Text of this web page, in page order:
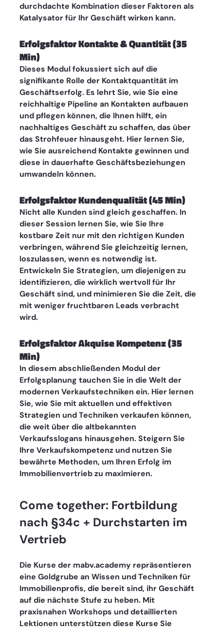
durchdachte Kombination dieser Faktoren als
Katalysator für Ihr Geschäft wirken kann.
Erfolgsfaktor Kontakte & Quantität (35
Min)
Dieses Modul fokussiert sich auf die
signifikante Rolle der Kontaktquantität im
Geschäftserfolg. Es lehrt Sie, wie Sie eine
reichhaltige Pipeline an Kontakten aufbauen
und pflegen können, die Ihnen hilft, ein
nachhaltiges Geschäft zu schaffen, das über
das Strohfeuer hinausgeht. Hier lernen Sie,
wie Sie ausreichend Kontakte gewinnen und
diese in dauerhafte Geschäftsbeziehungen
umwandeln können.
Erfolgsfaktor Kundenqualität (45 Min)
Nicht alle Kunden sind gleich geschaffen. In
dieser Session lernen Sie, wie Sie Ihre
kostbare Zeit nur mit den richtigen Kunden
verbringen, während Sie gleichzeitig lernen,
loszulassen, wenn es notwendig ist.
Entwickeln Sie Strategien, um diejenigen zu
identifizieren, die wirklich wertvoll für Ihr
Geschäft sind, und minimieren Sie die Zeit, die
mit weniger fruchtbaren Leads verbracht
wird.
Erfolgsfaktor Akquise Kompetenz (35
Min)
In diesem abschließenden Modul der
Erfolgsplanung tauchen Sie in die Welt der
modernen Verkaufstechniken ein. Hier lernen
Sie, wie Sie mit aktuellen und effektiven
Strategien und Techniken verkaufen können,
die weit über die altbekannten
Verkaufsslogans hinausgehen. Steigern Sie
Ihre Verkaufskompetenz und nutzen Sie
bewährte Methoden, um Ihren Erfolg im
Immobilienvertrieb zu maximieren.
Come together: Fortbildung
nach §34c + Durchstarten im
Vertrieb
Die Kurse der mabv.academy repräsentieren
eine Goldgrube an Wissen und Techniken für
Immobilienprofis, die bereit sind, ihr Geschäft
auf die nächste Stufe zu heben. Mit
praxisnahen Workshops und detaillierten
Lektionen unterstützen diese Kurse Sie